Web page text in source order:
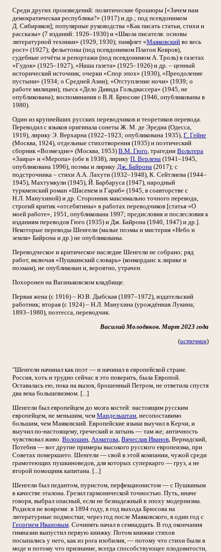
Среди других произведений: политические брошюры [«Зачем нам
демократическая республика?» (1917) и др.; под псевдонимом
Д. Сибиряков]; популярные руководства «Как писать статьи, стихи и
рассказы» (7 изданий: 1926–1930) и «Школа писателя: основы
литературной техники» (1929, 1930); памфлет «Маяковский во весь
рост» (1927); фельетоны (под псевдонимом Платон Ковров),
судебные отчёты и репортажи (под псевдонимом А. Троль) в газетах
«Гудок» (1925–1927), «Наша газета» (1925–1926) и др. – ценный
исторический источник; очерки «Спор эпох» (1930), «Преодоление
пустыни» (1934; о Средней Азии); «Отступление ночи» (1939; о
работе милиции); пьеса «Дело Давида Гольдвассера» (1945, не
опубликована); воспоминания о В.Я. Брюсове (1946, опубликованы в
1980).
Один из крупнейших русских переводчиков и теоретиков перевода.
Переводил с языков оригинала сонеты Ж. М. де Эредиа (Одесса,
1919), лирику Э. Верхарна (1922–1923; опубликована 1935), Г. Гейне
(Москва, 1924), отдельные стихотворения (1935) и поэтический
сборник «Возмездие» (Москва, 1953) В.М. Гюго, трагедии Вольтера
«Заира» и «Меропа» (обе в 1938), лирику П. Верлена (1941–1945,
опубликована 1996), поэмы и лирику Дж. Байрона (2017); с
подстрочника – стихи А.А. Лахути (1932–1948), К. Сейтлиева (1944–
1945), Махтумкули (1945), Й. Барбаруса (1947), народный
туркменский роман «Шасенем и Гариб» (1945, в соавторстве с
Н.Л. Манухиной) и др. Сторонник максимально точного перевода,
строгий критик «отсебятины» в работах переводчиков [статья «О
моей работе», 1951, опубликована 1997; предисловия и послесловия к
изданиям переводов Гюго (1935) и Дж. Байрона (1940, 1947) и др.].
Некоторые переводы Шенгели (малые поэмы и мистерия «Небо и
земля» Байрона и др.) не опубликованы.
Переводческое и критическое наследие Шенгели не собрано; ряд
работ, включая «Пушкинский словарь» (конкорданс к лирике и
поэмам), не опубликован и, вероятно, утрачен.
Похоронен на Ваганьковском кладбище.
Первая жена (с 1916) – Ю.В. Дыбская (1897–1972), издательский
работник; вторая (с 1924) – Н.Л. Манухина (урождённая Лукина;
1893–1980), поэтесса, переводчик.
Василий Молодяков. Март 2023 года
(источник)
"Шенгели начинал как поэт — и начинал в европейской стране.
Россия, хоть и трудно сейчас в это поверить, была Европой.
Оставалась ею, пока на вызов, брошенный Петром, не ответила спустя
два века большевизмом. [...]
Шенгели был европейцем до мозга костей: настоящим русским
европейцем, не меньшим, чем Мандельштам, несопоставимо
большим, чем Маяковский. Европейские языки выучил в Керчи, и
выучил по-настоящему, греческий и латынь — там же; античность
чувствовал живо. Волошин, Ахматова, Вячеслав Иванов, Вернадский,
Потебня — вот другие примеры высокого русского европеизма, при
Советах померкшего. Шенгели — свой в этой компании, чужой среди
грамотеющих пушкиноведов, для которых суперкарго — груз, а не
второй помощник капитана. [...]
Шенгели был педантом, пуристом, перфекционистом — с Пушкиным
в качестве эталона. Грезил гармонической точностью. Путь, иначе
говоря, выбрал опасный, если не безнадежный в эпоху модернизма.
Родился не вовремя: в 1894 году, в год выхода Брюсова на
литературные подмостки; через год после Маяковского, в один год с
Георгием Ивановым. Сочинять начал в семнадцать. В год окончания
гимназии выпустил первую книжку. Потом книжки стихов
посыпались у него, как из рога изобилия, — потому что стихи были в
моде и потому что признание, всегда способствующее плодовитости,